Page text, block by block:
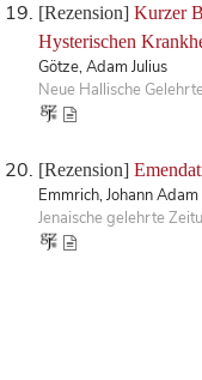
[Rezension] Kurzer
Hysterischen
Götze, Adam Julius
Neue Hallische
[Rezension]
Emmrich, Johann Adam
Jenaische gelehrte